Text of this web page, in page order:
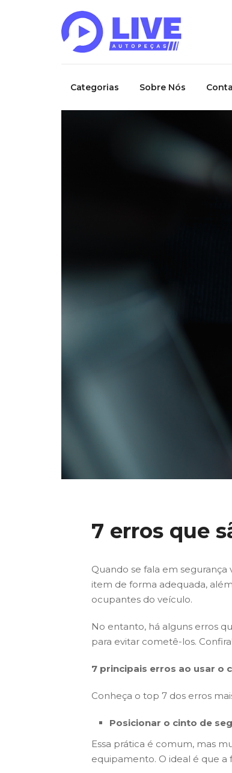
Categorias Sobre Nós
7 erros que
Quando se fala em
item de forma adequada,
ocupantes do veículo.
No entanto, há alguns erros
para evitar cometê-los. Confira!
7 principais erros ao usar o
Conheça o top 7 dos erros
Posicionar o cinto de
Essa prática é comum, mas
equipamento. O ideal é que a